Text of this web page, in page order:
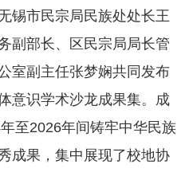
锡市民宗局民族处处长王
副部长、区民宗局局长管
室副主任张梦娴共同发布
意识学术沙龙成果集。成
至2026年间铸牢中华民族
成果，集中展现了校地协